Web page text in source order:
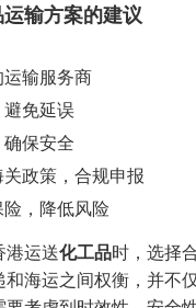
输方案的建议
输服务商
免延误
保安全
政策，合规申报
，降低风险
港运送化工品时，选择
海运之间权衡，并不